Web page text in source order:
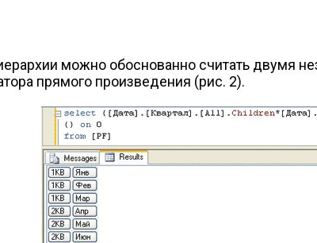
можно обоснованно считать
прямого произведения (рис. 2).